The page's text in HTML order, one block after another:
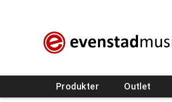
Produkter Outlet